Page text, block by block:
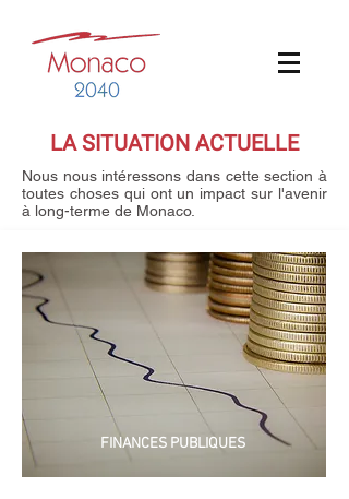
LA SITUATION ACTUELLE
Nous nous intéressons dans cette section à
toutes choses qui ont un impact sur l'avenir
à long-terme de Monaco.
FINANCES PUBLIQUES